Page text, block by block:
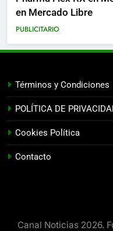
en Mercado Libre
PUBLICITARIO
Términos y Condiciones
POLÍTICA DE
Cookies Política
Contacto
Canal Noticias 2026.